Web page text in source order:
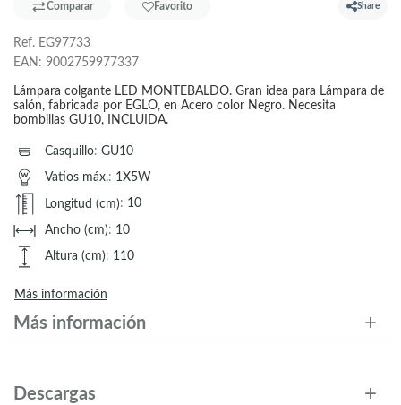
Comparar Favorito Share
Ref. EG97733
EAN: 9002759977337
Lámpara colgante LED MONTEBALDO. Gran idea para Lámpara de
salón, fabricada por EGLO, en Acero color Negro. Necesita
bombillas GU10, INCLUIDA.
Casquillo: GU10
Vatios máx.: 1X5W
Longitud (cm): 10
Ancho (cm): 10
Altura (cm): 110
Más información
Más información
Descargas